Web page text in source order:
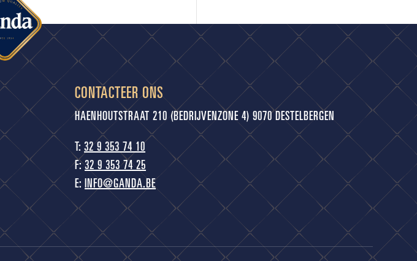
CONTACTEER ONS
HAENHOUTSTRAAT 210 (BEDRIJVENZONE 4) 9070 DESTELBERGEN
T: 32 9 353 74 10
F:32 9 353 74 25
E: INFO@GANDA.BE